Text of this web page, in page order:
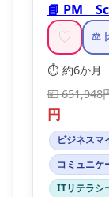
📘 PM
♡ ⚖️
⏱️ 約6か月
💴 651,948
円
ビジネスマ
コミュニケ
ITリテラシ